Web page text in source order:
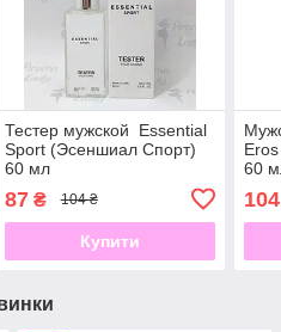
Тестер мужской Essential
Sport (Эсеншиал Спорт)
60 мл
87₴ 104 ₴
Купити
60
104